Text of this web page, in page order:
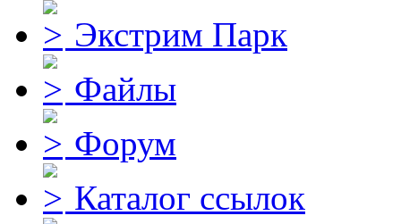
Экстрим Парк
Файлы
Форум
Каталог ссылок